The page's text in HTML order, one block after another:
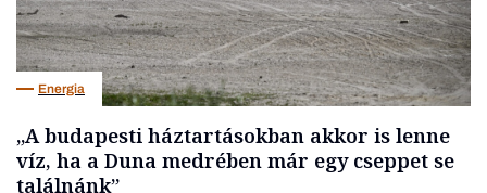
Energia
„A budapesti háztartásokban akkor is lenne
víz, ha a Duna medrében már egy cseppet se
találnánk”